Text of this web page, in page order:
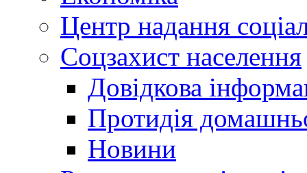
Центр надання
Соцзахист населення
Довідкова
Протидія
Новини